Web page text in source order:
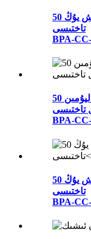
50 مىللىمېتىرلىق يەككە ماگنىي ۋە تاش يۇڭ
تاختىسى
BPA-
50 مىللىمېتىرلىق يەككە ماگنىي ۋە ئاليۇمىن
BPA-
50 مىللىمېتىرلىق قوش گىپس ۋە تاش يۇڭ
تاختىسى
BPA-